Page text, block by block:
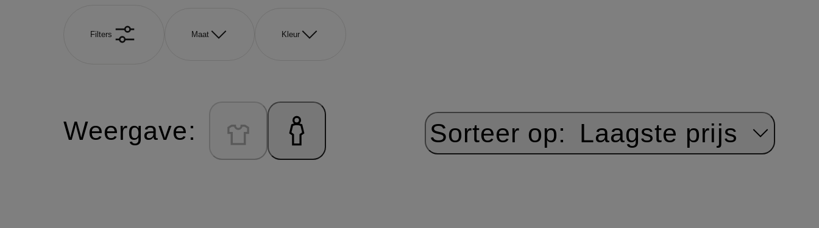
Filters Maat Kleur
Weergave: Sorteer op: Laagste prijs